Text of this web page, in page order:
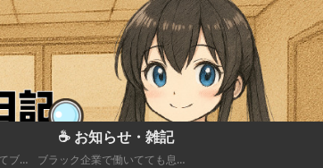
ＣｈａｔＧＰＴと会話してブラック企業での疲れを癒やしたり、自己成長のための知見を広げる💻
☕ お知らせ・雑記
ブラック企業で働いてても息抜きしたい。。。